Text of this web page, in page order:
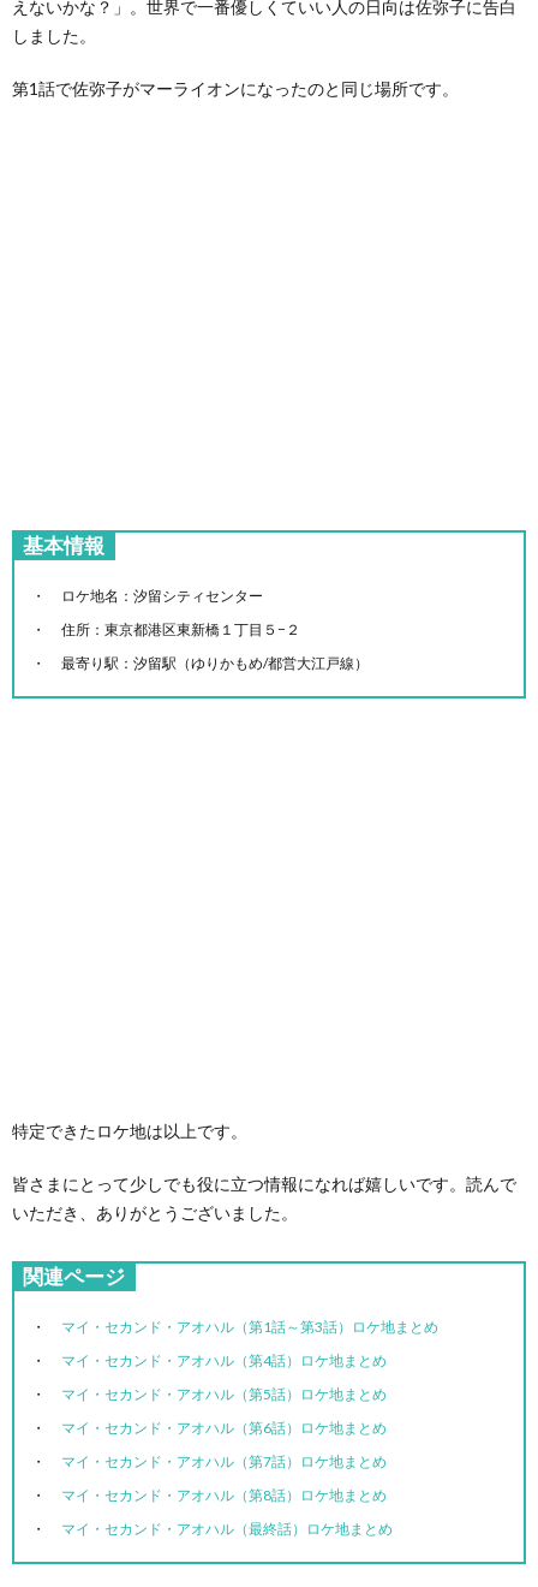
えないかな？」。世界で一番優しくていい人の日向は佐弥子に告白
しました。
第1話で佐弥子がマーライオンになったのと同じ場所です。
基本情報
ロケ地名：汐留シティセンター
住所：東京都港区東新橋１丁目５−２
最寄り駅：汐留駅（ゆりかもめ/都営大江戸線）
特定できたロケ地は以上です。
皆さまにとって少しでも役に立つ情報になれば嬉しいです。読んで
いただき、ありがとうございました。
関連ページ
マイ・セカンド・アオハル（第1話～第3話）ロケ地まとめ
マイ・セカンド・アオハル（第4話）ロケ地まとめ
マイ・セカンド・アオハル（第5話）ロケ地まとめ
マイ・セカンド・アオハル（第6話）ロケ地まとめ
マイ・セカンド・アオハル（第7話）ロケ地まとめ
マイ・セカンド・アオハル（第8話）ロケ地まとめ
マイ・セカンド・アオハル（最終話）ロケ地まとめ